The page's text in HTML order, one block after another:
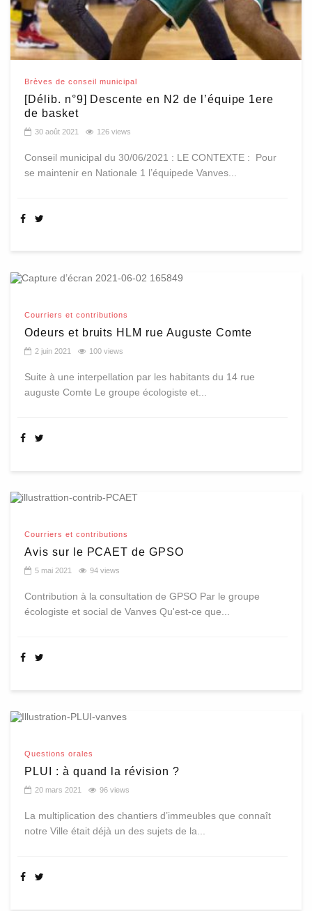
Brèves de conseil municipal
[Délib. n°9] Descente en N2 de l’équipe 1ere
de basket
30 août 2021 126 views
Conseil municipal du 30/06/2021 : LE CONTEXTE : Pour
se maintenir en Nationale 1 l’équipede Vanves...
Courriers et contributions
Odeurs et bruits HLM rue Auguste Comte
2 juin 2021 100 views
Suite à une interpellation par les habitants du 14 rue
auguste Comte Le groupe écologiste et...
Courriers et contributions
Avis sur le PCAET de GPSO
5 mai 2021 94 views
Contribution à la consultation de GPSO Par le groupe
écologiste et social de Vanves Qu'est-ce que...
Questions orales
PLUI : à quand la révision ?
20 mars 2021 96 views
La multiplication des chantiers d’immeubles que connaît
notre Ville était déjà un des sujets de la...